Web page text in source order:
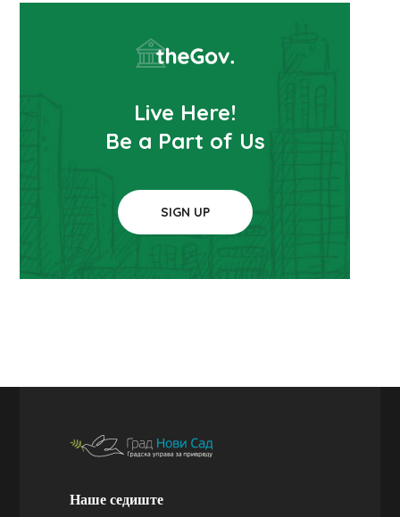
Live Here!
Be a Part of Us
SIGN UP
Наше седиште